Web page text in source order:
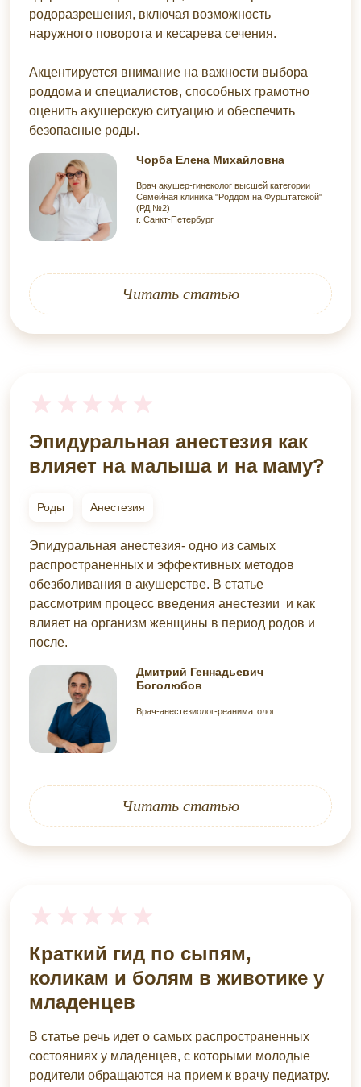
Чорба Елена Михайловна
Врач акушер-гинеколог высшей категории
Семейная клиника "Роддом на Фурштатской"
(РД №2)
г. Санкт-Петербург
Читать статью
родоразрешения, включая возможность
наружного поворота и кесарева сечения.
Акцентируется внимание на важности выбора
роддома и специалистов, способных грамотно
оценить акушерскую ситуацию и обеспечить
безопасные роды.
Дмитрий Геннадьевич
Боголюбов
Врач-анестезиолог-реаниматолог
Читать статью
Эпидуральная анестезия как
влияет на малыша и на маму?
Роды Анестезия
Эпидуральная анестезия- одно из самых
распространенных и эффективных методов
обезболивания в акушерстве. В статье
рассмотрим процесс введения анестезии и как
влияет на организм женщины в период родов и
после.
Краткий гид по сыпям,
коликам и болям в животике у
младенцев
В статье речь идет о самых распространенных
состояниях у младенцев, с которыми молодые
родители обращаются на прием к врачу педиатру.